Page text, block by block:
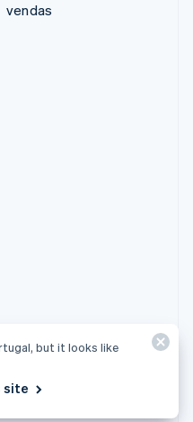
vendas
but it looks like
site